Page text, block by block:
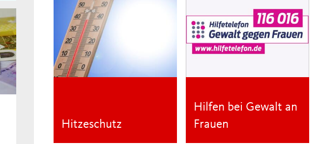
Hitzeschutz
Hilfen bei Gewalt an
Frauen